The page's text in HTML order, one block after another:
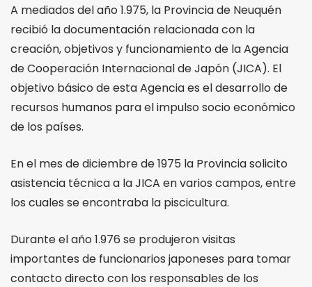
A mediados del año 1.975, la Provincia de Neuquén
recibió la documentación relacionada con la
creación, objetivos y funcionamiento de la Agencia
de Cooperación Internacional de Japón (JICA). El
objetivo básico de esta Agencia es el desarrollo de
recursos humanos para el impulso socio económico
de los países.
En el mes de diciembre de 1975 la Provincia solicito
asistencia técnica a la JICA en varios campos, entre
los cuales se encontraba la piscicultura.
Durante el año 1.976 se produjeron visitas
importantes de funcionarios japoneses para tomar
contacto directo con los responsables de los